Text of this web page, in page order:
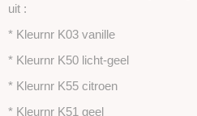
uit :
* Kleurnr K03 vanille
* Kleurnr K50 licht-geel
* Kleurnr K55 citroen
* Kleurnr K51 geel